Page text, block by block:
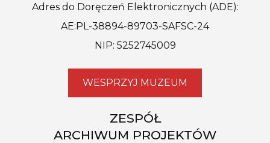
Adres do Doręczeń Elektronicznych (ADE):
AE:PL-38894-89703-SAFSC-24
NIP: 5252745009
WESPRZYJ MUZEUM
ZESPÓŁ
ARCHIWUM PROJEKTÓW